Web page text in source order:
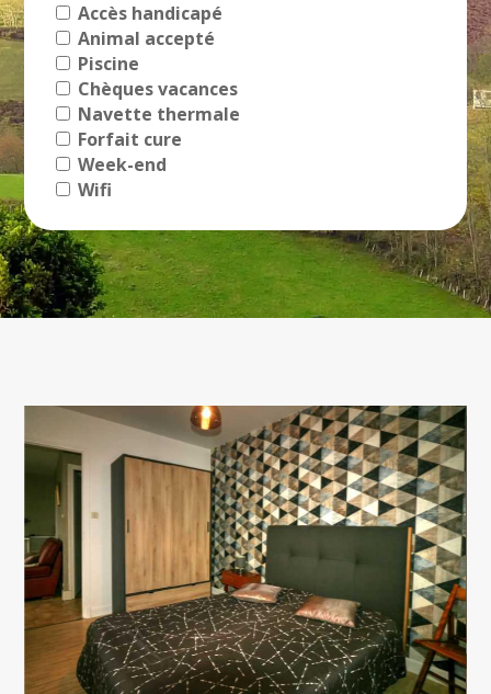
Accès handicapé
Animal accepté
Piscine
Chèques vacances
Navette thermale
Forfait cure
Week-end
Wifi